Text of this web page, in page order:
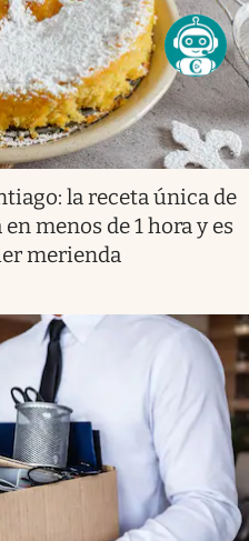
la receta única de
menos de 1 hora y es
merienda